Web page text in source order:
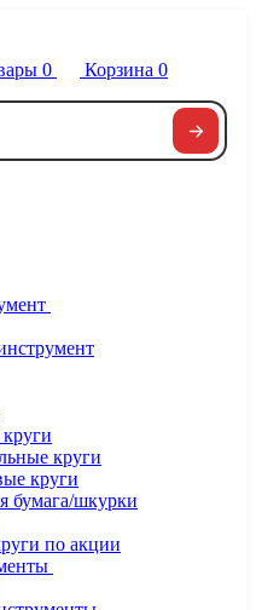
0 Корзина 0
круги
круги
бумага/шкурки
по акции